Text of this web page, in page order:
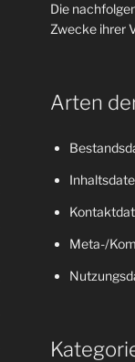
Die
Zwecke ihrer
Arten
Meta-/